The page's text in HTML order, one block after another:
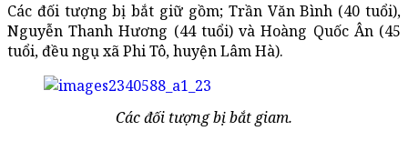
Các đối tượng bị bắt giữ gồm; Trần Văn Bình (40 tuổi),
Nguyễn Thanh Hương (44 tuổi) và Hoàng Quốc Ân (45
tuổi, đều ngụ xã Phi Tô, huyện Lâm Hà).
Các đối tượng bị bắt giam.